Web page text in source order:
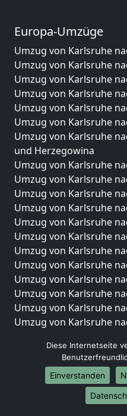
Europa-Umzüge
Umzug von Karlsruhe
Umzug von Karlsruhe
Umzug von Karlsruhe
Umzug von Karlsruhe
Umzug von Karlsruhe
Umzug von Karlsruhe
Umzug von Karlsruhe
und Herzegowina
Umzug von Karlsruhe
Umzug von Karlsruhe
Umzug von Karlsruhe
Umzug von Karlsruhe
Umzug von Karlsruhe
Umzug von Karlsruhe
Umzug von Karlsruhe
Umzug von Karlsruhe
Umzug von Karlsruhe
Umzug von Karlsruhe
Umzug von Karlsruhe
Umzug von Karlsruhe
Umzüge-
Umzug von Karlsruhe
Umzug von Karlsruhe
Umzug von Karlsruhe
Diese Internetseite
Einverstanden